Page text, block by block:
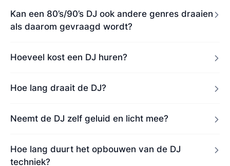
Kan een 80’s/90’s DJ ook andere genres draaien
als daarom gevraagd wordt?
Hoeveel kost een DJ huren?
Hoe lang draait de DJ?
Neemt de DJ zelf geluid en licht mee?
Hoe lang duurt het opbouwen van de DJ
techniek?